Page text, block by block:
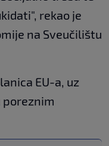
rekao je
na Sveučilištu
EU-a, uz
poreznim